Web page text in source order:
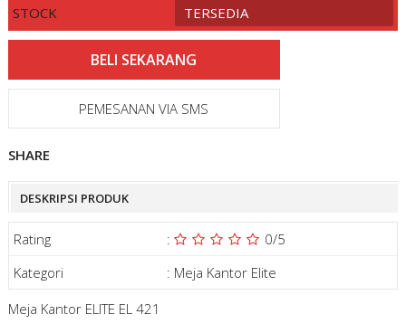
STOCK TERSEDIA
PEMESANAN VIA SMS
SHARE
DESKRIPSI PRODUK
Rating : 0/5
Kategori
: Meja Kantor Elite
Meja Kantor ELITE EL 421